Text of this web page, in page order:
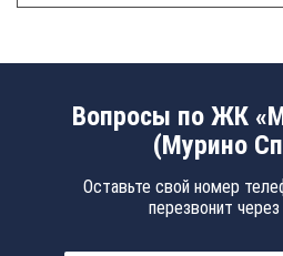
Вопросы по ЖК
(Мурино
Оставьте свой номер
перезвонит